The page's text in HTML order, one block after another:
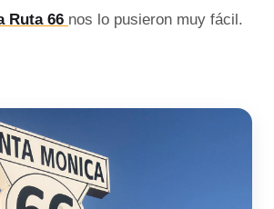
Ruta 66 nos lo pusieron muy fácil.